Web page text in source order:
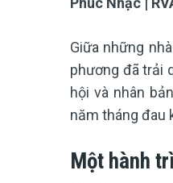
Giữa những
phương đã trải
hội và nhân
năm tháng đau
Một hành